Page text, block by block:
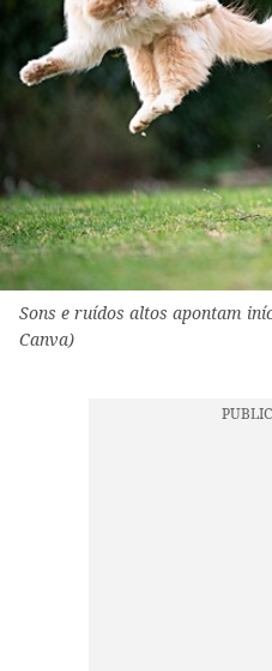
Sons e ruídos altos apontam
Canva)